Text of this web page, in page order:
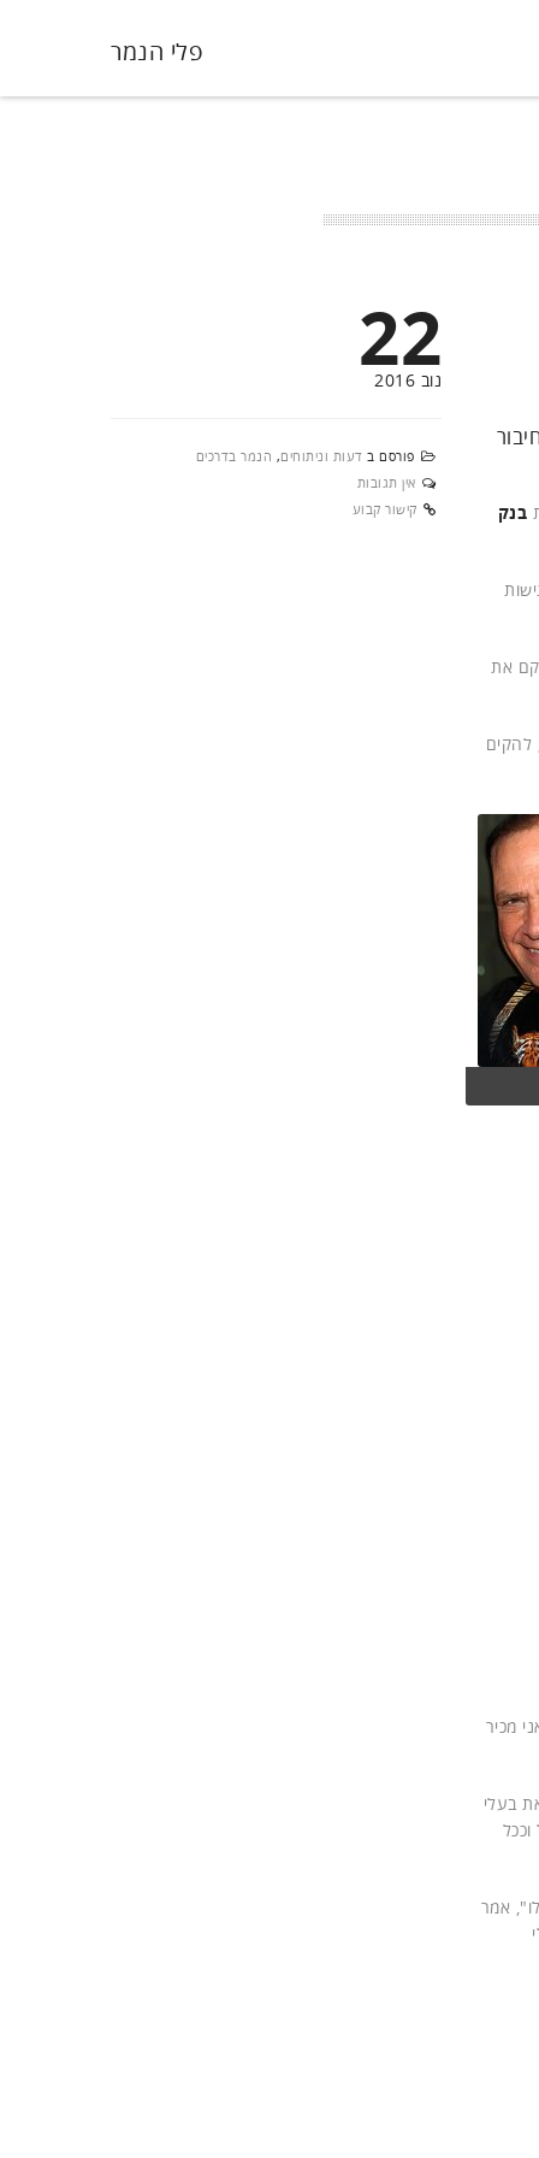
פלי הנמר
22
נוב 2016
פורסם ב דעות וניתוחים, הנמר בדרכים
אין תגובות
קישור קבוע
בנק
את
להקים
מכיר
בעלי
אמר